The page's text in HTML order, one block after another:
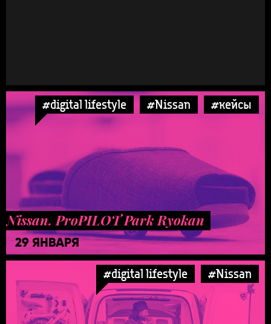
#digital lifestyle #Nissan #кейсы
Nissan. ProPILOT Park Ryokan
29 ЯНВАРЯ
#digital lifestyle #Nissan